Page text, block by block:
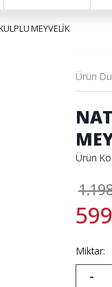
MEYVELİK
Ürün
Ürün
Miktar:
-